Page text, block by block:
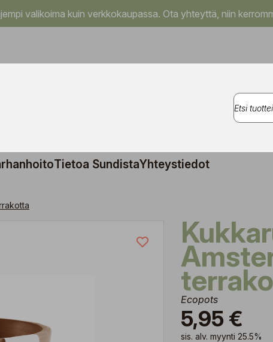
valikoima kuin verkkokaupassa. Ota yhteyttä, niin
Tietoa SundistaYhteystiedot
Kukkaruukku
Ecopots
5,95 €
sis. alv. myynti 25.5%